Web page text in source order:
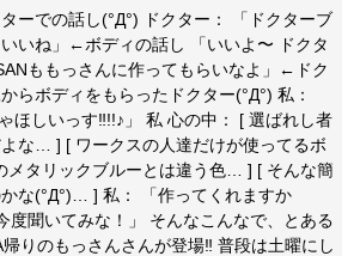
ーでの話し(°Д°) ドクター： 「ドクターブ
いね」←ボディの話し 「いいよ〜 ドクタ
ももっさんに作ってもらいなよ」←ドク
らボディをもらったドクター(°Д°) 私：
ほしいっす‼!!♪」 私 心の中： [ 選ばれし者
な… ] [ ワークスの人達だけが使ってるボ
タリックブルーとは違う色… ] [ そんな簡
な(°Д°)… ] 私： 「作ってくれますか
度聞いてみな！」 そんなこんなで、とある
りのもっさんさんが登場‼ 普段は土曜にし